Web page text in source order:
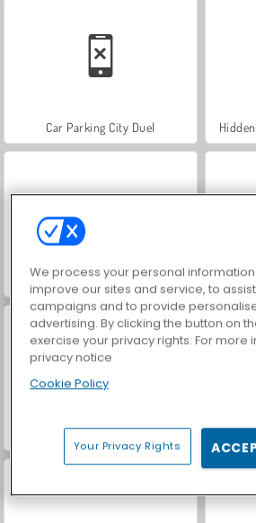
Car Parking City Duel
ASMR Makeover & Makeup Studio
Let's Fish!
We process your personal
improve our sites and service, to
campaigns and to provide
advertising. By clicking the button on
exercise your privacy rights. For more
privacy notice
Cookie Policy
Your Privacy Rights